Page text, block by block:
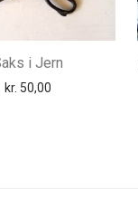
i Jern
kr. 50,00